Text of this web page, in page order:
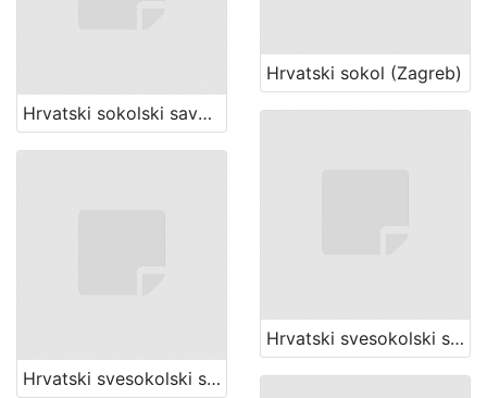
Hrvatski sokol (Zagreb)
Hrvatski sokolski savez (Zagreb)
Hrvatski svesokolski slet (1 ; 1906 ; Zagreb)
Hrvatski svesokolski slet (2 ; 1911 ; Zagreb)